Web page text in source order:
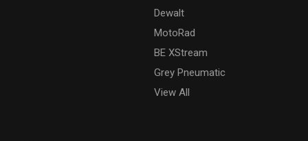
Dewalt
MotoRad
BE XStream
Grey Pneumatic
View All